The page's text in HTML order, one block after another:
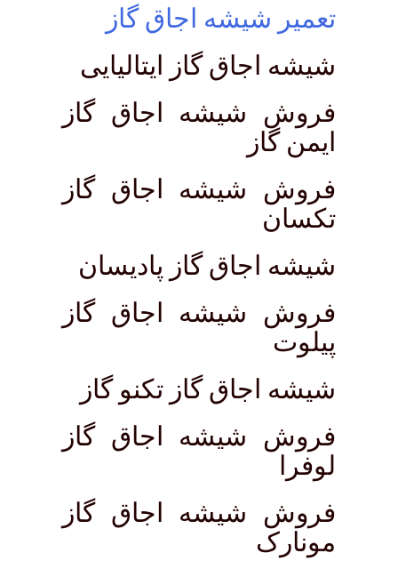
تعمیر شیشه اجاق گاز
شیشه اجاق گاز ایتالیایی
فروش شیشه اجاق گاز
ایمن گاز
فروش شیشه اجاق گاز
تکسان
شیشه اجاق گاز پادیسان
فروش شیشه اجاق گاز
پیلوت
شیشه اجاق گاز تکنو گاز
فروش شیشه اجاق گاز
لوفرا
فروش شیشه اجاق گاز
مونارک